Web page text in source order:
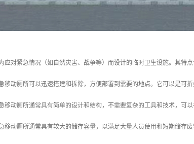
应对紧急情况（如自然灾害、战争等）而设计的临时卫生设施。其特点
移动厕所可以迅速搭建和拆除，方便部署到需要的地点。它可以是可
移动厕所通常具有简单的设计和结构，不需要复杂的工具和技术，可以
移动厕所通常具有较大的储存容量，以满足大量人员使用和短期储存